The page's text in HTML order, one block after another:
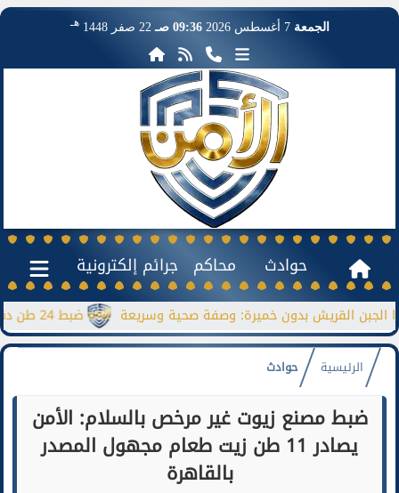
الجمعة 7 أغسطس 2026 09:36 صـ 22 صفر 1448 هـ
حوادث محاكم جرائم إلكترونية
ضبط 24 طن دقيق مدعم قبل بيعها بالسوق السوداء القريش بدون خميرة: وصفة صحية وسريعة
الرئيسية حوادث
ضبط مصنع زيوت غير مرخص بالسلام: الأمن
يصادر 11 طن زيت طعام مجهول المصدر
بالقاهرة